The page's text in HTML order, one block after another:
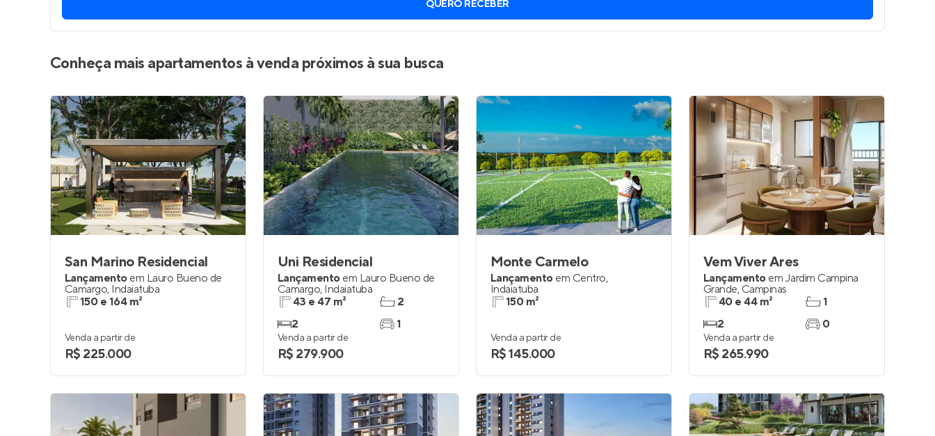
Entrar no Painel de Clientes
QUERO RECEBER
Conheça mais apartamentos à venda próximos à sua busca
San Marino Residencial
Lançamento em Lauro Bueno de
Camargo, Indaiatuba
150 e 164 m²
Venda a partir de
R$ 225.000
Uni Residencial
Lançamento em Lauro Bueno de
Camargo, Indaiatuba
43 e 47 m²
2
2
1
Venda a partir de
R$ 279.900
Monte Carmelo
Lançamento em Centro,
Indaiatuba
150 m²
Venda a partir de
R$ 145.000
Vem Viver Ares
Lançamento em Jardim Campina
Grande, Campinas
40 e 44 m²
2
1
0
Venda a partir de
R$ 265.990